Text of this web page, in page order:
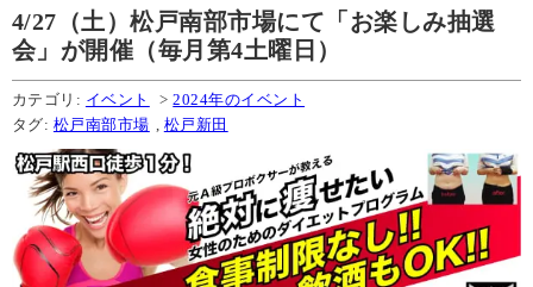
4/27（土）松戸南部市場にて「お楽しみ抽選
会」が開催（毎月第4土曜日）
カテゴリ: イベント >2024年のイベント
タグ: 松戸南部市場 松戸新田